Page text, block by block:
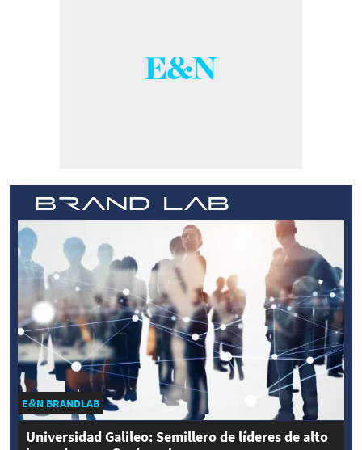
E&N BRANDLAB
Universidad Galileo: Semillero de líderes de alto